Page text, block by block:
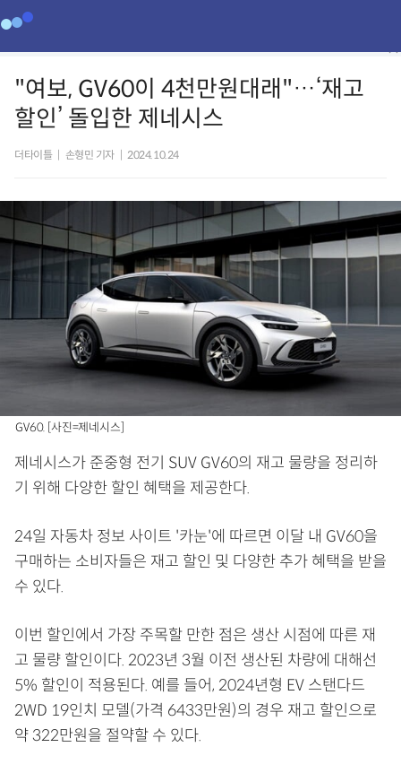
"여보, GV60이 4천만원대래"…‘재고
할인’ 돌입한 제네시스
더타이틀 손형민 기자 2024.10.24
GV60. [사진=제네시스]
제네시스가 준중형 전기 SUV GV60의 재고 물량을 정리하
기 위해 다양한 할인 혜택을 제공한다.
24일 자동차 정보 사이트 '카눈'에 따르면 이달 내 GV60을
구매하는 소비자들은 재고 할인 및 다양한 추가 혜택을 받을
수 있다.
이번 할인에서 가장 주목할 만한 점은 생산 시점에 따른 재
고 물량 할인이다. 2023년 3월 이전 생산된 차량에 대해선
5% 할인이 적용된다. 예를 들어, 2024년형 EV 스탠다드
2WD 19인치 모델(가격 6433만원)의 경우 재고 할인으로
약 322만원을 절약할 수 있다.